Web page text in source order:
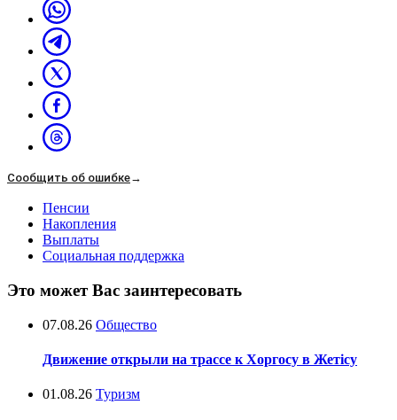
Сообщить об ошибке→
Пенсии
Накопления
Выплаты
Социальная поддержка
Это может Вас заинтересовать
07.08.26 Общество
Движение открыли на трассе к Хоргосу в Жетісу
01.08.26 Туризм